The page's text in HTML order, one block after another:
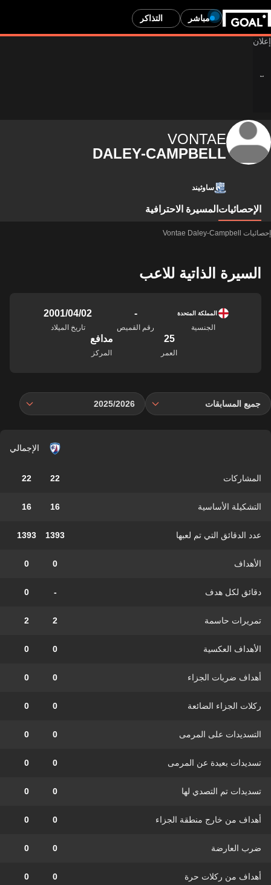
مباشر التذاكر
VONTAE
DALEY-CAMPBELL
ساوثيند
الإحصائيات المسيرة الاحترافية
إحصائيات Vontae Daley-Campbell
السيرة الذاتية للاعب
المملكة المتحدة
الجنسية
-
رقم القميص
02‏/04‏/2001
تاريخ الميلاد
25
العمر
مدافع
المركز
جميع المسابقات 2025/2026
الإجمالي
المشاركات 22
22
التشكيلة الأساسية 16
16
عدد الدقائق التي تم لعبها 1393
1393
الأهداف 0
0
دقائق لكل هدف -
0
تمريرات حاسمة 2
2
الأهداف العكسية 0
0
أهداف ضربات الجزاء 0
0
ركلات الجزاء الضائعة 0
0
التسديدات على المرمى 0
0
تسديدات بعيدة عن المرمى 0
0
تسديدات تم التصدي لها 0
0
أهداف من خارج منطقة الجزاء 0
0
ضرب العارضة 0
0
أهداف من ركلات حرة 0
0